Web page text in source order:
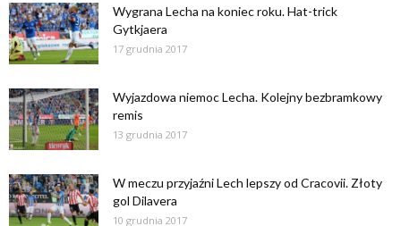
Wygrana Lecha na koniec roku. Hat-trick
Gytkjaera
17 grudnia 2017
Wyjazdowa niemoc Lecha. Kolejny bezbramkowy
remis
13 grudnia 2017
W meczu przyjaźni Lech lepszy od Cracovii. Złoty
gol Dilavera
10 grudnia 2017